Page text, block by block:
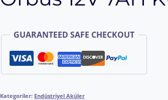
GUARANTEED SAFE CHECKOUT
Kategoriler: Endüstriyel Aküler